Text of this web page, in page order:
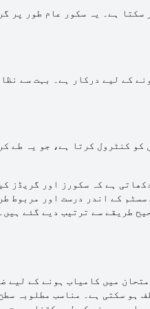
ہے۔ یہ سکور عام طور پر
کے لیے درکار ہے۔ بہت سے
کنٹرول کرتا ہے، جو یہ طے
ہے کہ سکورز اور گریڈز
کے اندر درست اور مربوط
طریقے سے ترتیب دیے گئے ہیں۔
میں کامیاب ہونے کے لیے
ہو سکتی ہے۔ مناسب مطلوبہ